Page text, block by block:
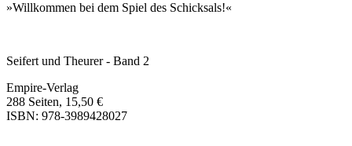
»Willkommen bei dem Spiel des Schicksals!«
Seifert und Theurer - Band 2
Empire-Verlag
288 Seiten, 15,50 €
ISBN: 978-3989428027